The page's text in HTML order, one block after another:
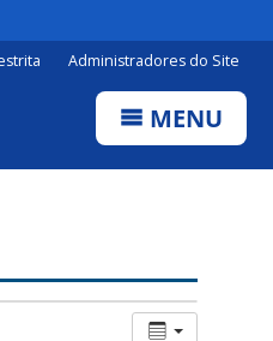
Administradores do Site
MENU